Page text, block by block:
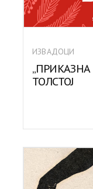
ИЗВАДОЦИ
„ПРИКАЗНА
ТОЛСТОЈ